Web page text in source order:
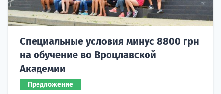
Специальные условия минус 8800 грн
на обучение во Вроцлавской
Академии
Предложение